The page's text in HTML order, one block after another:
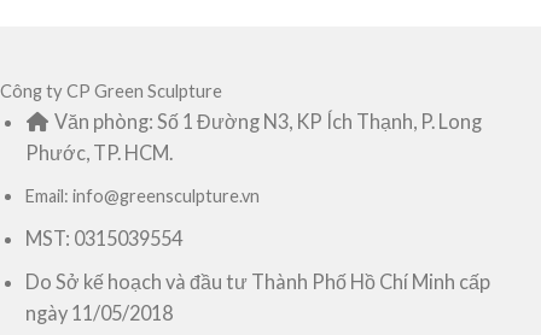
Công ty CP Green Sculpture
Văn phòng: Số 1 Đường N3, KP Ích Thạnh, P. Long
Phước, TP. HCM.
Email: info@greensculpture.vn
MST: 0315039554
Do Sở kế hoạch và đầu tư Thành Phố Hồ Chí Minh cấp
ngày 11/05/2018